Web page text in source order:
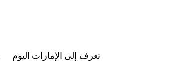
تعرف إلى الإمارات اليوم